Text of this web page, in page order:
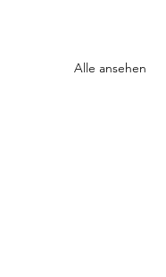
Alle ansehen